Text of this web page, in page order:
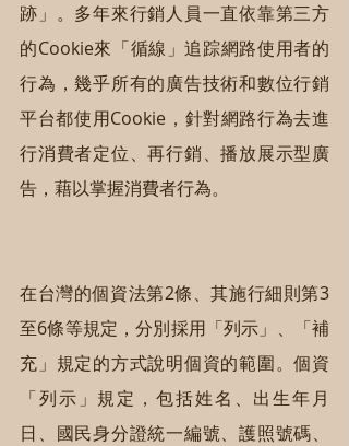
跡」。多年來行銷人員一直依靠第三方
的Cookie來「循線」追踪網路使用者的
行為，幾乎所有的廣告技術和數位行銷
平台都使用Cookie，針對網路行為去進
行消費者定位、再行銷、播放展示型廣
告，藉以掌握消費者行為。
在台灣的個資法第2條、其施行細則第3
至6條等規定，分別採用「列示」、「補
充」規定的方式說明個資的範圍。個資
「列示」規定，包括姓名、出生年月
日、國民身分證統一編號、護照號碼、